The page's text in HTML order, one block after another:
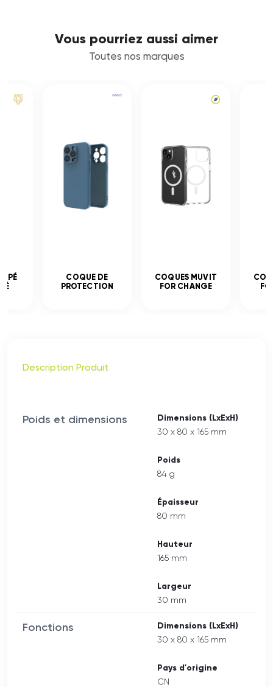
Vous pourriez aussi aimer
Toutes nos marques
COQUE DE
PROTECTION
COQUES MUVIT
FOR CHANGE
Description Produit
Poids et dimensions Dimensions (LxExH)
30 x 80 x 165 mm
Poids
84 g
Épaisseur
80 mm
Hauteur
165 mm
Largeur
30 mm
Fonctions Dimensions (LxExH)
30 x 80 x 165 mm
Pays d'origine
CN